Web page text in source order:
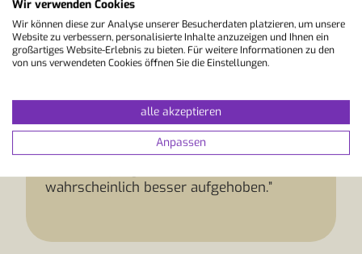
kreative und naturnahe Umgebung zum
Englischlernen suchst. Durch die kurzen
Wege, die lebendige Musikszene und die
selbstverständlich anzuwenden. Wer
dagegen vor allem Hauptstadttrubel, große
Shoppingzonen und ein dichtes
wahrscheinlich besser aufgehoben.”
Wir verwenden Cookies
Wir können diese zur Analyse unserer Besucherdaten platzieren, um unsere
Website zu verbessern, personalisierte Inhalte anzuzeigen und Ihnen ein
großartiges Website-Erlebnis zu bieten. Für weitere Informationen zu den
von uns verwendeten Cookies öffnen Sie die Einstellungen.
alle akzeptieren
Anpassen